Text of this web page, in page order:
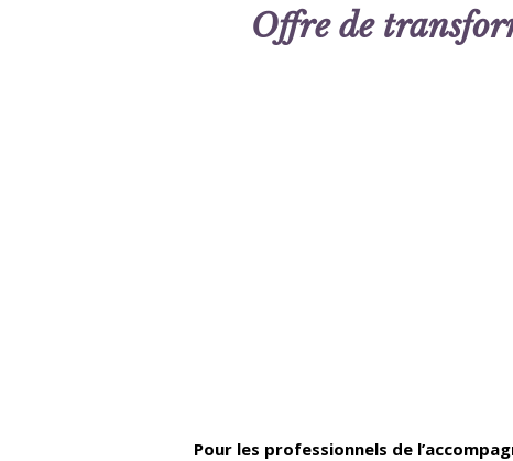
Offre de
Pour les professionnels de